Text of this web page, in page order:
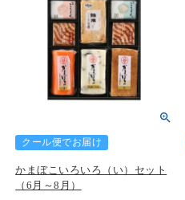
クール便でお届け
かまぼこいろいろ（い）セット
（6月～8月）